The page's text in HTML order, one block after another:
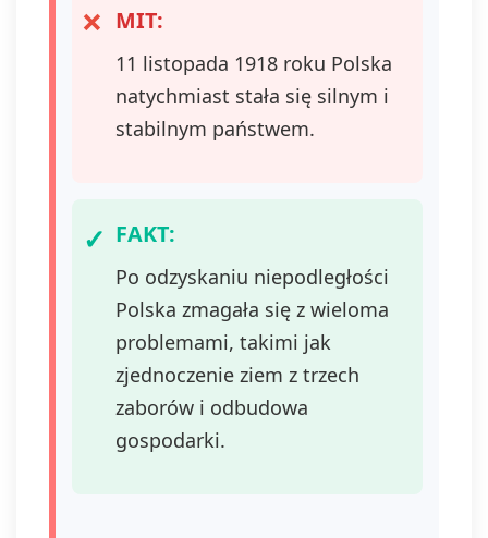
MIT:
11 listopada 1918 roku Polska
natychmiast stała się silnym i
stabilnym państwem.
FAKT:
Po odzyskaniu niepodległości
Polska zmagała się z wieloma
problemami, takimi jak
zjednoczenie ziem z trzech
zaborów i odbudowa
gospodarki.